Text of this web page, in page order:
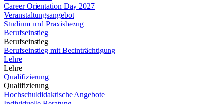
Career Orientation Day 2027
Veranstaltungsangebot
Studium und Praxisbezug
Berufseinstieg
Berufseinstieg
Berufseinstieg mit Beeinträchtigung
Lehre
Lehre
Qualifizierung
Qualifizierung
Hochschuldidaktische Angebote